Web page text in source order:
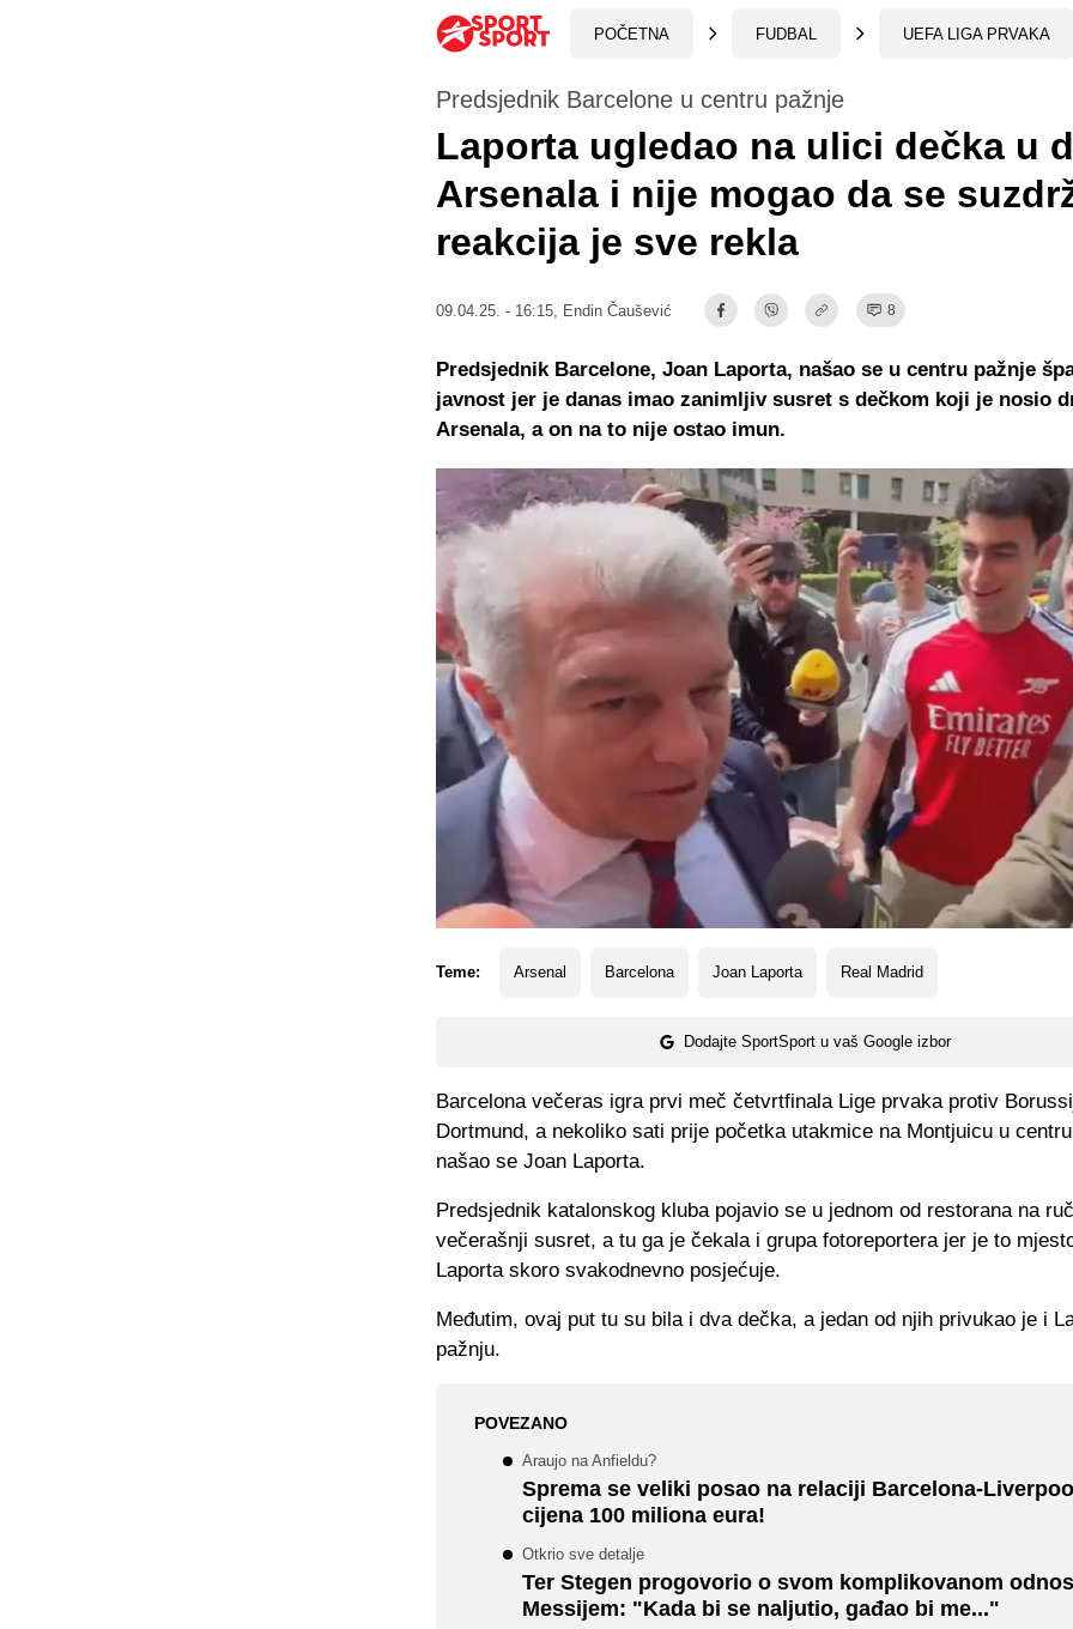
POČETNA FUDBAL UEFA LIGA PRVAKA
Predsjednik Barcelone u centru pažnje
Laporta ugledao na ulici dečka u
Arsenala i nije mogao da se
reakcija je sve rekla
09.04.25. - 16:15, Endin Čaušević 8
Teme: Arsenal Barcelona Joan Laporta Real Madrid
Dodajte SportSport u vaš Google izbor
Predsjednik Barcelone, Joan Laporta, našao se u centru pažnje
javnost jer je danas imao zanimljiv susret s dečkom koji je nosio
Arsenala, a on na to nije ostao imun.
Barcelona večeras igra prvi meč četvrtfinala Lige prvaka protiv
Dortmund, a nekoliko sati prije početka utakmice na Montjuicu u
našao se Joan Laporta.
Predsjednik katalonskog kluba pojavio se u jednom od restorana na
večerašnji susret, a tu ga je čekala i grupa fotoreportera jer je to
Laporta skoro svakodnevno posjećuje.
Međutim, ovaj put tu su bila i dva dečka, a jedan od njih privukao je i
pažnju.
POVEZANO
Araujo na Anfieldu?
Sprema se veliki posao na relaciji Barcelona-
cijena 100 miliona eura!
Otkrio sve detalje
Ter Stegen progovorio o svom komplikovanom
Messijem: "Kada bi se naljutio, gađao bi me..."